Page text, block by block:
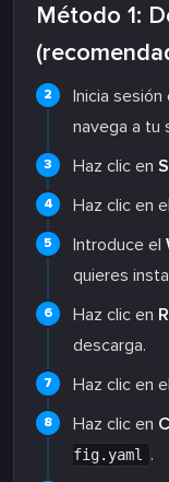
Método 1:
Inicia sesión
navega a tu
Haz clic en
Haz clic en
Introduce el
quieres
Haz clic en
descarga.
Haz clic en
Haz clic en
fig.yaml
.